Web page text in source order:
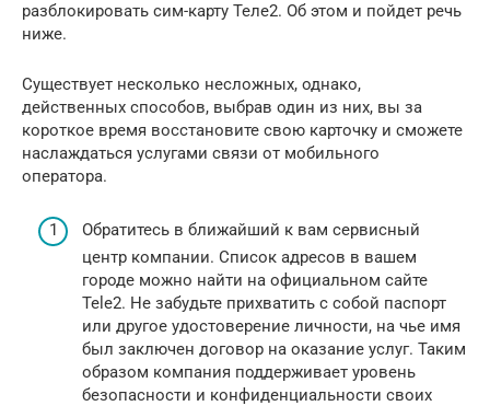
разблокировать сим-карту Теле2. Об этом и пойдет речь
ниже.
Существует несколько несложных, однако,
действенных способов, выбрав один из них, вы за
короткое время восстановите свою карточку и сможете
наслаждаться услугами связи от мобильного
оператора.
Обратитесь в ближайший к вам сервисный
центр компании. Список адресов в вашем
городе можно найти на официальном сайте
Tele2. Не забудьте прихватить с собой паспорт
или другое удостоверение личности, на чье имя
был заключен договор на оказание услуг. Таким
образом компания поддерживает уровень
безопасности и конфиденциальности своих